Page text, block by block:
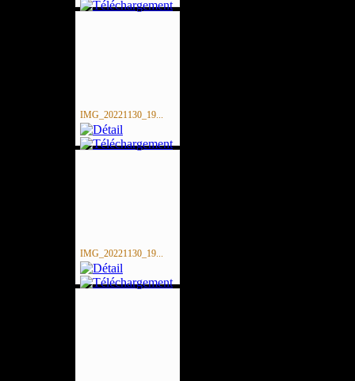
IMG_20221130_19...
IMG_20221130_19...